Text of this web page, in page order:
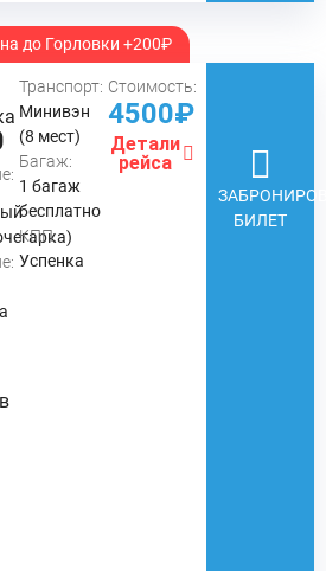
до Горловки +200₽
Транспорт:
Минивэн
(8 мест)
Багаж:
1 багаж
бесплатно
КПП:
Успенка
Стоимость:
4500₽
Детали
рейса
БИЛЕТ